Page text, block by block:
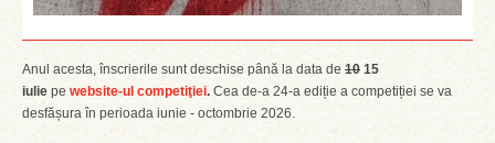
Anul acesta, înscrierile sunt deschise până la data de 10 15
iulie pe website-ul competiţiei. Cea de-a 24-a ediție a competiției se va
desfășura în perioada iunie - octombrie 2026.